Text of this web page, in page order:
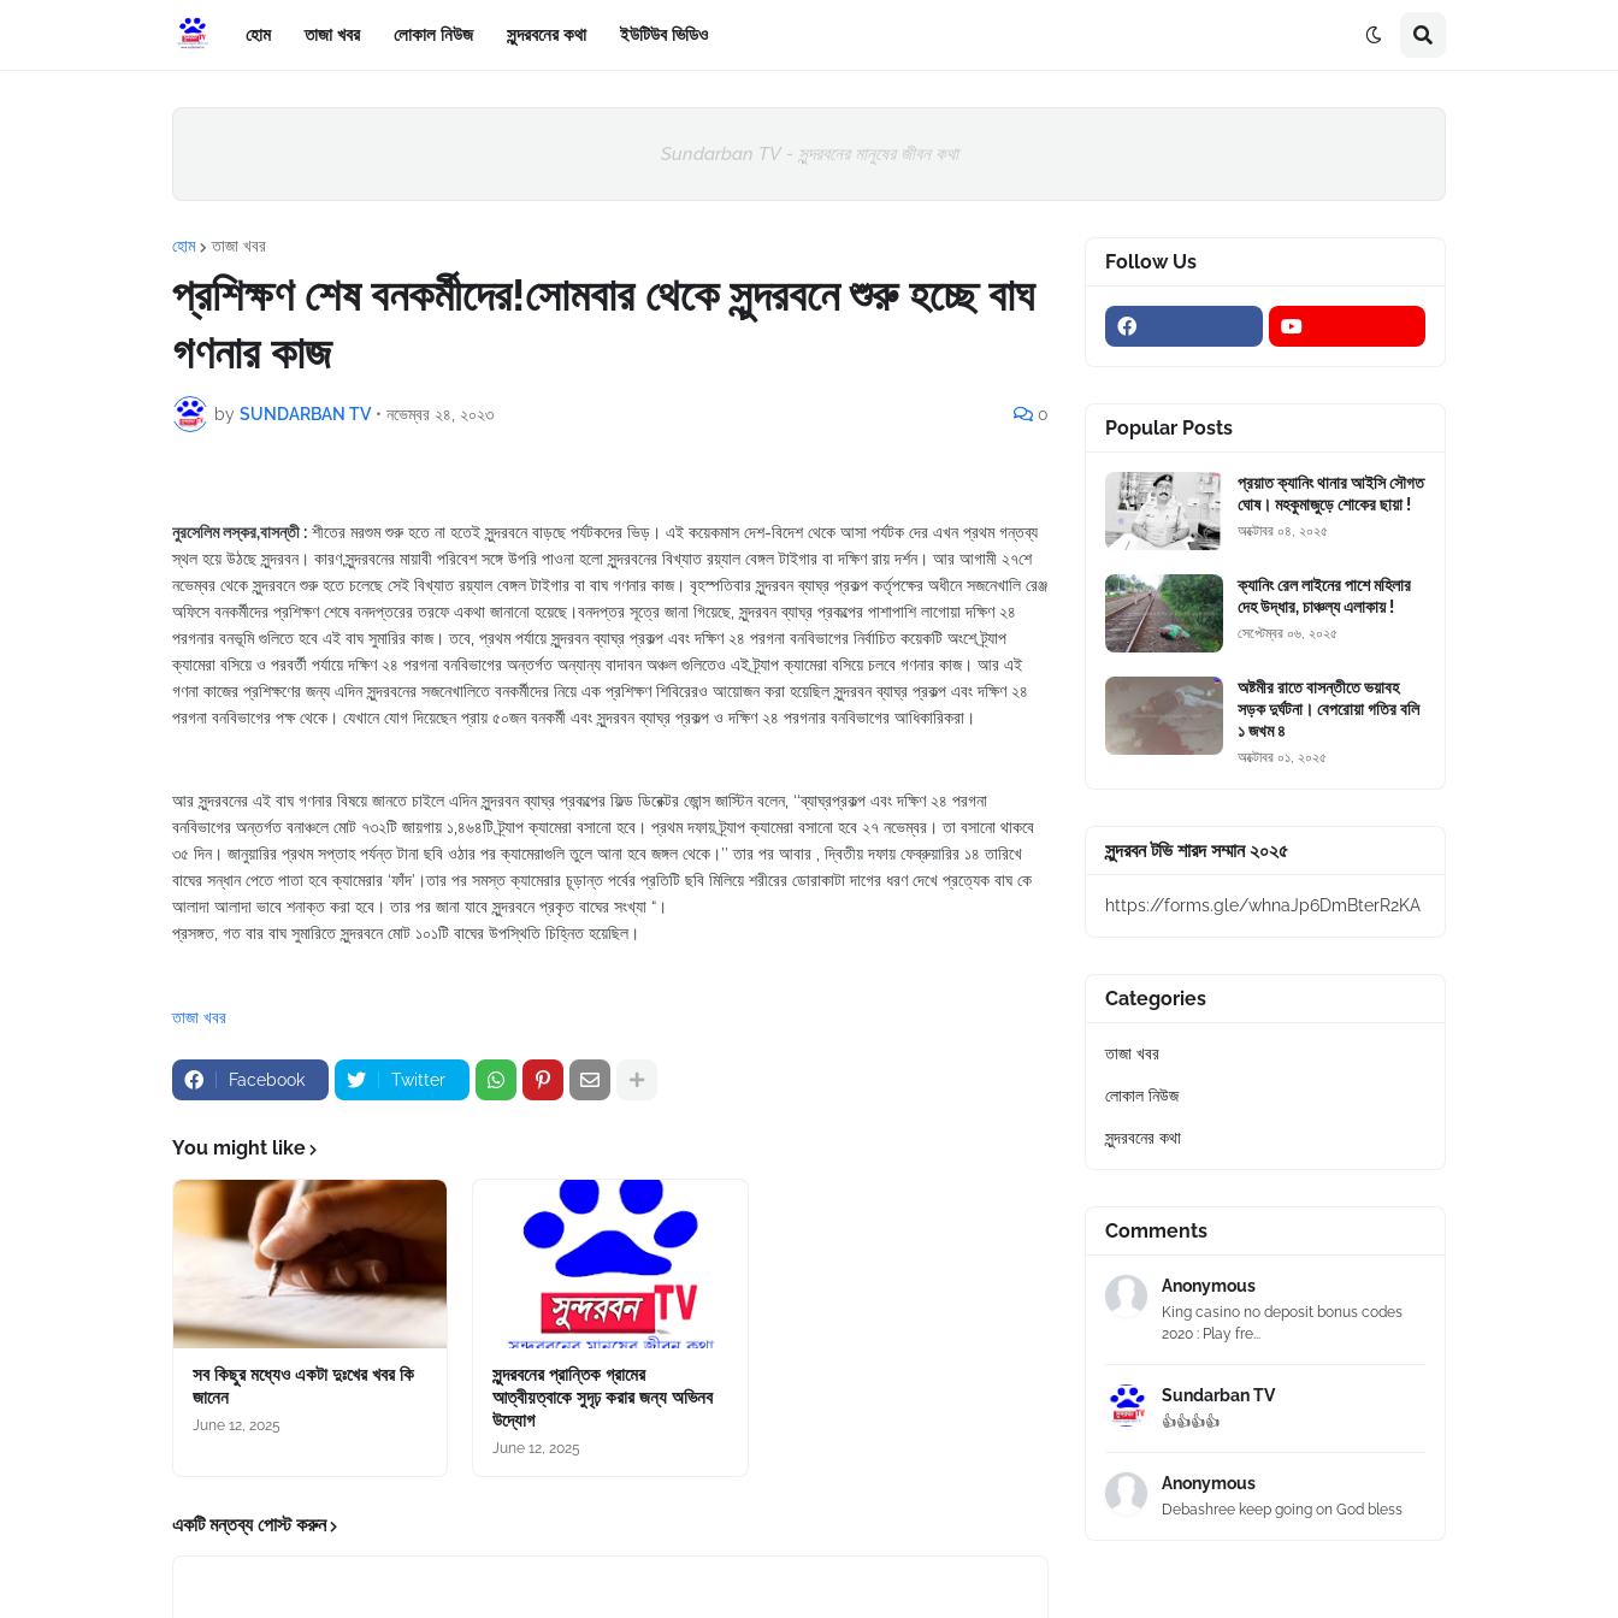
হোম তাজা খবর লোকাল নিউজ সুন্দরবনের কথা ইউটিউব ভিডিও
Sundarban TV - সুন্দরবনের মানুষের জীবন কথা
হোম তাজা খবর
প্রশিক্ষণ শেষ বনকর্মীদের!সোমবার থেকে সুন্দরবনে শুরু হচ্ছে বাঘ
গণনার কাজ
by SUNDARBAN TV • নভেম্বর ২৪, ২০২৩ 0
নুরসেলিম লস্কর,বাসন্তী : শীতের মরশুম শুরু হতে না হতেই সুন্দরবনে বাড়ছে পর্যটকদের ভিড়। এই কয়েকমাস দেশ-বিদেশ থেকে আসা পর্যটক দের এখন প্রথম গন্তব্য
স্থল হয়ে উঠছে সুন্দরবন। কারণ,সুন্দরবনের মায়াবী পরিবেশ সঙ্গে উপরি পাওনা হলো সুন্দরবনের বিখ্যাত রয়্যাল বেঙ্গল টাইগার বা দক্ষিণ রায় দর্শন। আর আগামী ২৭শে
নভেম্বর থেকে সুন্দরবনে শুরু হতে চলেছে সেই বিখ্যাত রয়্যাল বেঙ্গল টাইগার বা বাঘ গণনার কাজ। বৃহস্পতিবার সুন্দরবন ব্যাঘ্র প্রকল্প কর্তৃপক্ষের অধীনে সজনেখালি রেঞ্জ
অফিসে বনকর্মীদের প্রশিক্ষণ শেষে বনদপ্তরের তরফে একথা জানানো হয়েছে।বনদপ্তর সূত্রে জানা গিয়েছে, সুন্দরবন ব্যাঘ্র প্রকল্পের পাশাপাশি লাগোয়া দক্ষিণ ২৪
পরগনার বনভূমি গুলিতে হবে এই বাঘ সুমারির কাজ। তবে, প্রথম পর্যায়ে সুন্দরবন ব্যাঘ্র প্রকল্প এবং দক্ষিণ ২৪ পরগনা বনবিভাগের নির্বাচিত কয়েকটি অংশে ট্র্যাপ
ক্যামেরা বসিয়ে ও পরবর্তী পর্যায়ে দক্ষিণ ২৪ পরগনা বনবিভাগের অন্তর্গত অন্যান্য বাদাবন অঞ্চল গুলিতেও এই ট্র্যাপ ক্যামেরা বসিয়ে চলবে গণনার কাজ। আর এই
গণনা কাজের প্রশিক্ষণের জন্য এদিন সুন্দরবনের সজনেখালিতে বনকর্মীদের নিয়ে এক প্রশিক্ষণ শিবিরেরও আয়োজন করা হয়েছিল সুন্দরবন ব্যাঘ্র প্রকল্প এবং দক্ষিণ ২৪
পরগনা বনবিভাগের পক্ষ থেকে। যেখানে যোগ দিয়েছেন প্রায় ৫০জন বনকর্মী এবং সুন্দরবন ব্যাঘ্র প্রকল্প ও দক্ষিণ ২৪ পরগনার বনবিভাগের আধিকারিকরা।
আর সুন্দরবনের এই বাঘ গণনার বিষয়ে জানতে চাইলে এদিন সুন্দরবন ব্যাঘ্র প্রকল্পের ফিল্ড ডিরেক্টর জোন্স জাস্টিন বলেন, ‘‘ব্যাঘ্রপ্রকল্প এবং দক্ষিণ ২৪ পরগনা
বনবিভাগের অন্তর্গত বনাঞ্চলে মোট ৭৩২টি জায়গায় ১,৪৬৪টি ট্র্যাপ ক্যামেরা বসানো হবে। প্রথম দফায় ট্র্যাপ ক্যামেরা বসানো হবে ২৭ নভেম্বর। তা বসানো থাকবে
৩৫ দিন। জানুয়ারির প্রথম সপ্তাহ পর্যন্ত টানা ছবি ওঠার পর ক্যামেরাগুলি তুলে আনা হবে জঙ্গল থেকে।’’ তার পর আবার , দ্বিতীয় দফায় ফেব্রুয়ারির ১৪ তারিখে
বাঘের সন্ধান পেতে পাতা হবে ক্যামেরার ‘ফাঁদ’।তার পর সমস্ত ক্যামেরার চূড়ান্ত পর্বের প্রতিটি ছবি মিলিয়ে শরীরের ডোরাকাটা দাগের ধরণ দেখে প্রত্যেক বাঘ কে
আলাদা আলাদা ভাবে শনাক্ত করা হবে। তার পর জানা যাবে সুন্দরবনে প্রকৃত বাঘের সংখ্যা “।
প্রসঙ্গত, গত বার বাঘ সুমারিতে সুন্দরবনে মোট ১০১টি বাঘের উপস্থিতি চিহ্নিত হয়েছিল।
তাজা খবর
Facebook Twitter
You might like
সব কিছুর মধ্যেও একটা দুঃখের খবর কি
জানেন
June 12, 2025
সুন্দরবনের প্রান্তিক গ্রামের
আত্বীয়ত্বাকে সুদৃঢ় করার জন্য অভিনব
উদ্যোগ
June 12, 2025
একটি মন্তব্য পোস্ট করুন
Follow Us
Popular Posts
প্রয়াত ক্যানিং থানার আইসি সৌগত
ঘোষ। মহকুমাজুড়ে শোকের ছায়া !
অক্টোবর ০৪, ২০২৫
ক্যানিং রেল লাইনের পাশে মহিলার
দেহ উদ্ধার, চাঞ্চল্য এলাকায় !
সেপ্টেম্বর ০৬, ২০২৫
অষ্টমীর রাতে বাসন্তীতে ভয়াবহ
সড়ক দুর্ঘটনা। বেপরোয়া গতির বলি
১ জখম ৪
অক্টোবর ০১, ২০২৫
সুন্দরবন টভি শারদ সম্মান ২০২৫
https://forms.gle/whnaJp6DmBterR2KA
Categories
তাজা খবর
লোকাল নিউজ
সুন্দরবনের কথা
Comments
Anonymous
King casino no deposit bonus codes
2020 : Play fre...
Sundarban TV
👍👍👍👍
Anonymous
Debashree keep going on God bless